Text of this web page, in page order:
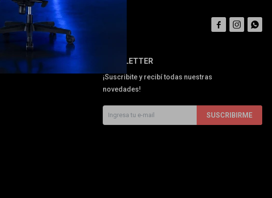
NEWSLETTER
¡Suscribite y recibí todas nuestras
novedades!
SUSCRIBIRME
  